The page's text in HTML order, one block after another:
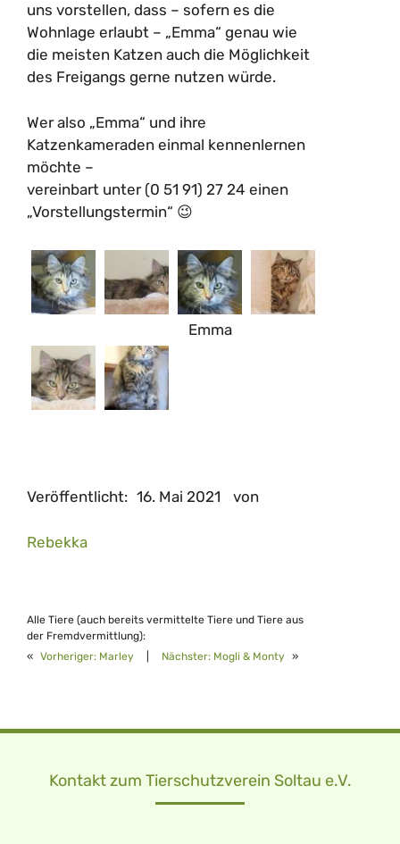
uns vorstellen, dass – sofern es die
Wohnlage erlaubt – „Emma“ genau wie
die meisten Katzen auch die Möglichkeit
des Freigangs gerne nutzen würde.
Wer also „Emma“ und ihre
Katzenkameraden einmal kennenlernen
möchte –
vereinbart unter (0 51 91) 27 24 einen
„Vorstellungstermin“ 😉
Emma
Veröffentlicht: 16. Mai 2021 von
Rebekka
Alle Tiere (auch bereits vermittelte Tiere und Tiere aus
der Fremdvermittlung):
« Vorheriger: Marley Nächster: Mogli & Monty »
Kontakt zum Tierschutzverein Soltau e.V.